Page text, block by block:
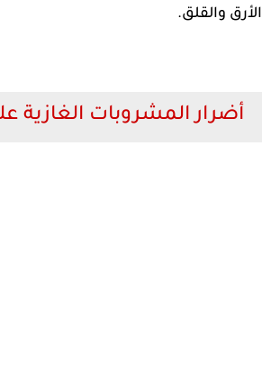
الأرق والقلق.
أضرار المشروبات الغازية